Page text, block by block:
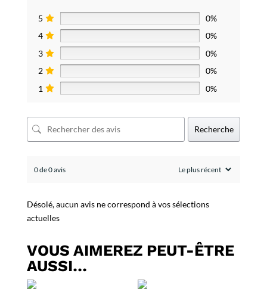
5
0%
4
0%
3
0%
2
0%
1
0%
Recherche
0 de 0 avis
Désolé, aucun avis ne correspond à vos sélections
actuelles
VOUS AIMEREZ PEUT-ÊTRE
AUSSI…